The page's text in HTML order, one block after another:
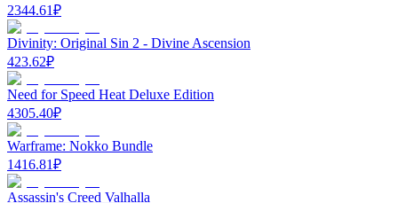
2344.61₽
Divinity: Original Sin 2 - Divine Ascension
423.62₽
Need for Speed Heat Deluxe Edition
4305.40₽
Warframe: Nokko Bundle
1416.81₽
Assassin's Creed Valhalla